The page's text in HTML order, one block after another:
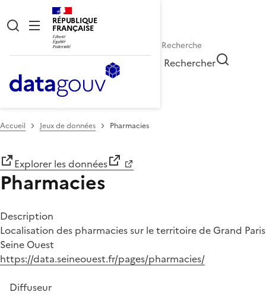
RÉPUBLIQUE
FRANÇAISE
Rechercher
Accueil Jeux de données Pharmacies
Explorer les données
Pharmacies
Description
Localisation des pharmacies sur le territoire de Grand Paris
Seine Ouest
https://data.seineouest.fr/pages/pharmacies/
Diffuseur